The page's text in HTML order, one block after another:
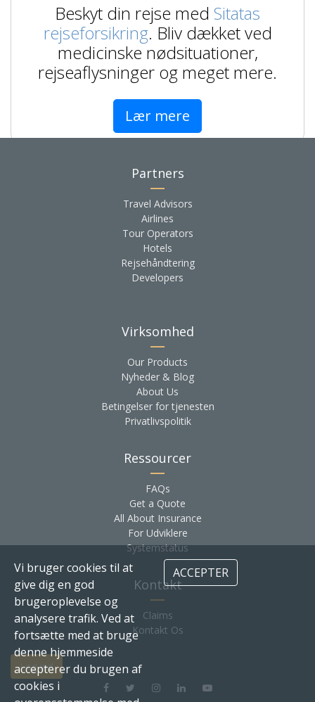
Beskyt din rejse med Sitatas
rejseforsikring. Bliv dækket ved
medicinske nødsituationer,
rejseaflysninger og meget mere.
Lær mere
Partners
Travel Advisors
Airlines
Tour Operators
Hotels
Rejsehåndtering
Developers
Virksomhed
Our Products
Nyheder & Blog
About Us
Betingelser for tjenesten
Privatlivspolitik
Ressourcer
FAQs
Get a Quote
All About Insurance
For Udviklere
Systemstatus
Kontakt
Claims
Kontakt Os
Log ind
Vi bruger cookies til at
give dig en god
brugeroplevelse og
analysere trafik. Ved at
fortsætte med at bruge
denne hjemmeside
accepterer du brugen af
cookies i
ACCEPTER